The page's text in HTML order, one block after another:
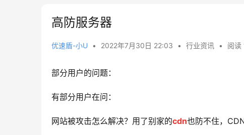
高防服务器
优速盾-小U • 2022年7月30日 22:03 • 行业资讯 • 阅读
部分用户的问题：
有部分用户在问：
网站被攻击怎么解决？用了别家的cdn也防不住，